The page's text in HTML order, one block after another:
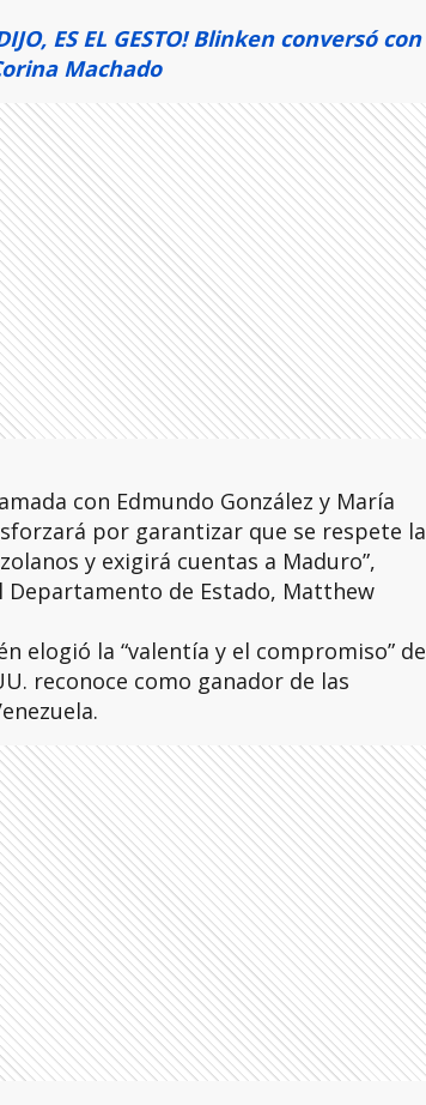
ES EL GESTO! Blinken conversó con
Machado
con Edmundo González y María
por garantizar que se respete la
y exigirá cuentas a Maduro”,
de Estado, Matthew
elogió la “valentía y el compromiso” de
reconoce como ganador de las